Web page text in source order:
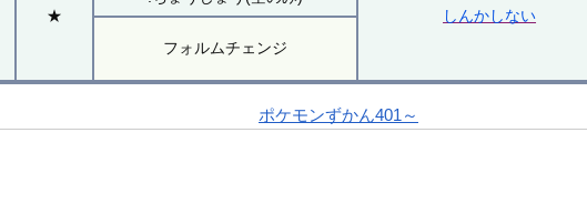
★
しんかしない
フォルムチェンジ
ポケモンずかん401～